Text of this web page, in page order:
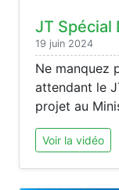
JT Spécial
19 juin 2024
Ne manquez
attendant le
projet au
Voir la vidéo